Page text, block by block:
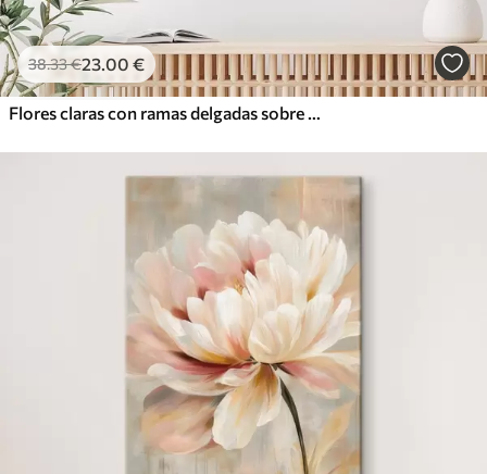
38.33€23.00 €
Flores claras con ramas delgadas sobre un fondo en tonos pastel